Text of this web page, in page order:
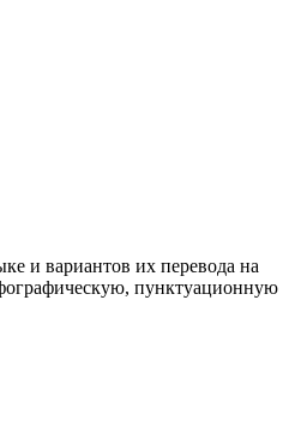
и вариантов их перевода на
пунктуационную